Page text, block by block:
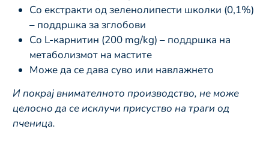
Со екстракти од зеленолипести школки (0,1%)
– поддршка за зглобови
Со L-карнитин (200 mg/kg) – поддршка на
метаболизмот на мастите
Може да се дава суво или навлажнето
И покрај внимателното производство, не може
целосно да се исклучи присуство на траги од
пченица.